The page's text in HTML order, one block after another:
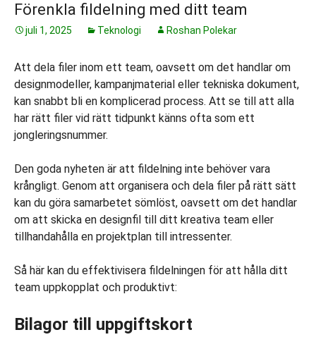
Förenkla fildelning med ditt team
juli 1, 2025 Teknologi Roshan Polekar
Att dela filer inom ett team, oavsett om det handlar om
designmodeller, kampanjmaterial eller tekniska dokument,
kan snabbt bli en komplicerad process. Att se till att alla
har rätt filer vid rätt tidpunkt känns ofta som ett
jongleringsnummer.
Den goda nyheten är att fildelning inte behöver vara
krångligt. Genom att organisera och dela filer på rätt sätt
kan du göra samarbetet sömlöst, oavsett om det handlar
om att skicka en designfil till ditt kreativa team eller
tillhandahålla en projektplan till intressenter.
Så här kan du effektivisera fildelningen för att hålla ditt
team uppkopplat och produktivt:
Bilagor till uppgiftskort